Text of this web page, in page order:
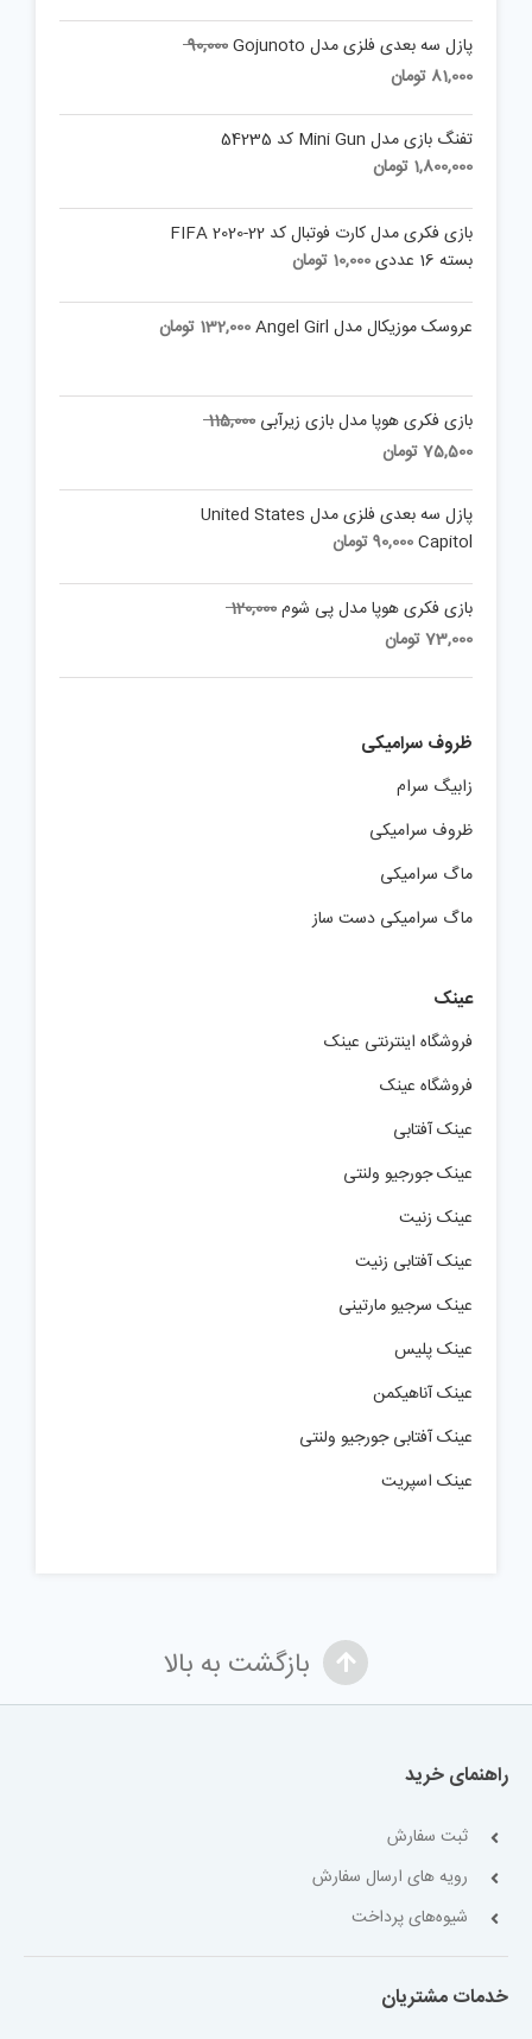
پازل سه بعدی فلزی مدل Gojunoto 90,000
Original
81,000 تومان
is:
81,000 تومان.تفنگ بازی مدل Mini Gun کد 54235
1,800,000 تومان
بازی فکری مدل کارت فوتبال کد FIFA 2020-22
بسته 16 عددی
10,000 تومان
عروسک موزیکال مدل Angel Girl 132,000 تومان
بازی فکری هوپا مدل بازی زیرآبی 115,000
Original
115,000 تومان.
75,500تومان
is:
75,500 تومان.
پازل سه بعدی فلزی مدل United States
Capitol
90,000تومان
بازی فکری هوپا مدل پی شوم120,000
Original
73,000تومان
ظروف سرامیکی
زابیگ سرام
ظروف سرامیکی
ماگ سرامیکی
ماگ سرامیکی دست ساز
عینک
فروشگاه اینترنتی عینک
فروشگاه عینک
عینک آفتابی
عینک جورجیو ولنتی
عینک زنیت
عینک آفتابی زنیت
عینک سرجیو مارتینی
عینک پلیس
عینک آناهیکمن
عینک آفتابی جورجیو ولنتی
عینک اسپریت
بازگشت به بالا
راهنمای خرید
ثبت سفارش
رویه های ارسال سفارش
شیوه‌های پرداخت
خدمات مشتریان